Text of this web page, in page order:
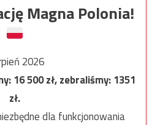
Magna Polonia!
2026
16 500zł, zebraliśmy:1351
zł.
dla funkcjonowania